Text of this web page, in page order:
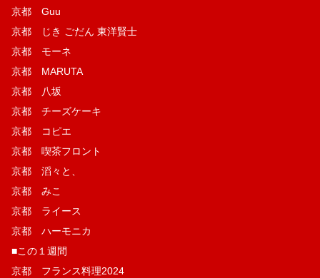
京都 Guu
京都 じき ごだん 東洋賢士
京都 モーネ
京都 MARUTA
京都 八坂
京都 チーズケーキ
京都 コピエ
京都 喫茶フロント
京都 滔々と、
京都 みこ
京都 ライース
京都 ハーモニカ
■この１週間
京都 フランス料理2024